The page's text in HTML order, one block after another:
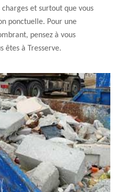
et surtout que vous
ponctuelle. Pour une
pensez à vous
êtes à Tresserve.